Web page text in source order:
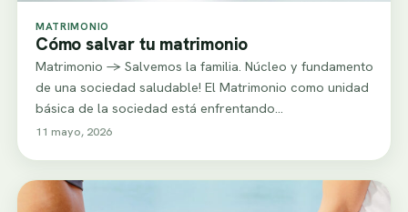
MATRIMONIO
Cómo salvar tu matrimonio
Matrimonio -> Salvemos la familia. Núcleo y fundamento
de una sociedad saludable! El Matrimonio como unidad
básica de la sociedad está enfrentando…
11 mayo, 2026